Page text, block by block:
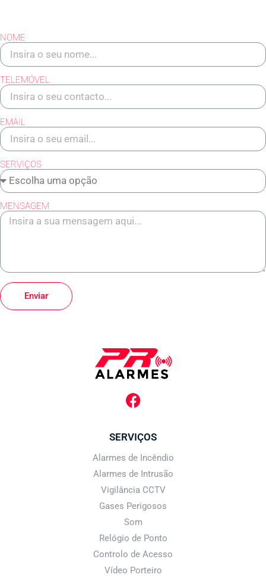
NOME
TELEMÓVEL
EMAIL
SERVIÇOS
MENSAGEM
Enviar
SERVIÇOS
Alarmes de Incêndio
Alarmes de Intrusão
Vigilância CCTV
Gases Perigosos
Som
Relógio de Ponto
Controlo de Acesso
Vídeo Porteiro